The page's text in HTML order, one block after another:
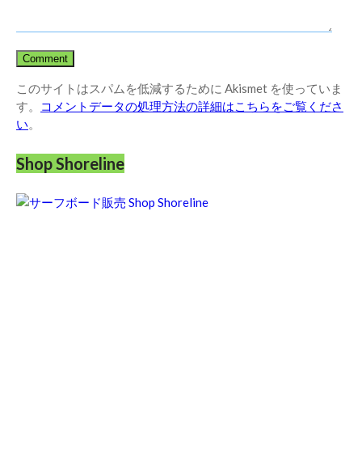
このサイトはスパムを低減するために Akismet を使っていま
す。
コメントデータの処理方法の詳細はこちらをご覧くださ
い。
Shop Shoreline